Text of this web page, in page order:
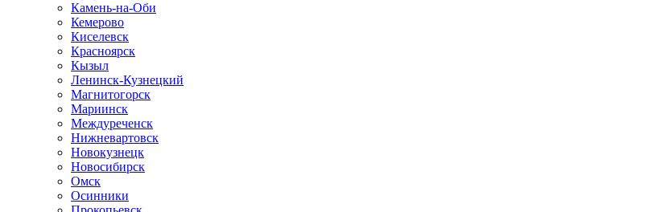
Камень-на-Оби
Кемерово
Киселевск
Красноярск
Кызыл
Ленинск-Кузнецкий
Магнитогорск
Мариинск
Междуреченск
Нижневартовск
Новокузнецк
Новосибирск
Омск
Осинники